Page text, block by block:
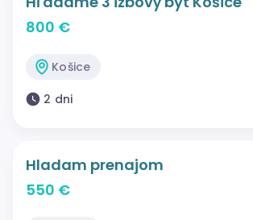
800 €
Košice
2 dni
Hladam prenajom
550 €